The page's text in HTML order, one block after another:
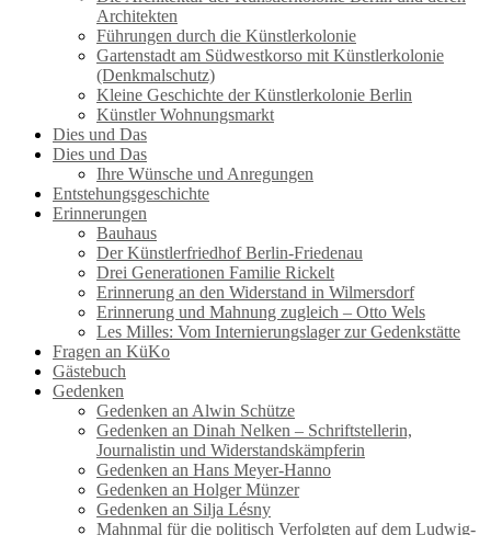
Architekten
Führungen durch die Künstlerkolonie
Gartenstadt am Südwestkorso mit Künstlerkolonie
(Denkmalschutz)
Kleine Geschichte der Künstlerkolonie Berlin
Künstler Wohnungsmarkt
Dies und Das
Dies und Das
Ihre Wünsche und Anregungen
Entstehungsgeschichte
Erinnerungen
Bauhaus
Der Künstlerfriedhof Berlin-Friedenau
Drei Generationen Familie Rickelt
Erinnerung an den Widerstand in Wilmersdorf
Erinnerung und Mahnung zugleich – Otto Wels
Les Milles: Vom Internierungslager zur Gedenkstätte
Fragen an KüKo
Gästebuch
Gedenken
Gedenken an Alwin Schütze
Gedenken an Dinah Nelken – Schriftstellerin,
Journalistin und Widerstandskämpferin
Gedenken an Hans Meyer-Hanno
Gedenken an Holger Münzer
Gedenken an Silja Lésny
Mahnmal für die politisch Verfolgten auf dem Ludwig-